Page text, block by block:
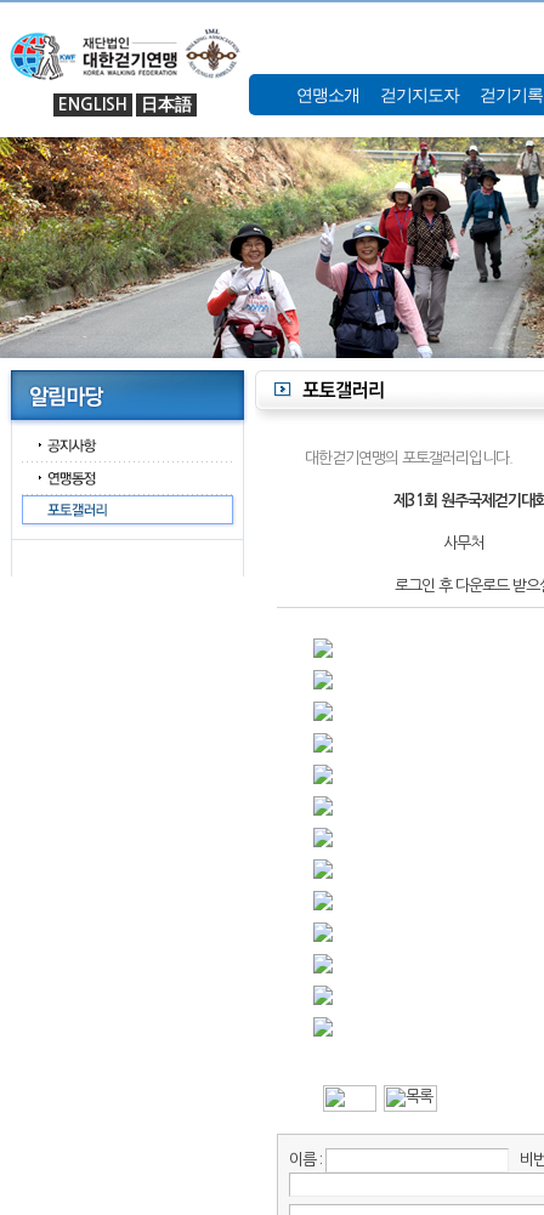
ENGLISH 日本語 연맹소개 걷기지도자 걷기기
대한걷기연맹의 포토갤러리입니다.
제31회 원주국제걷기대
사무처
로그인 후 다운로드 받으
이름 : 비